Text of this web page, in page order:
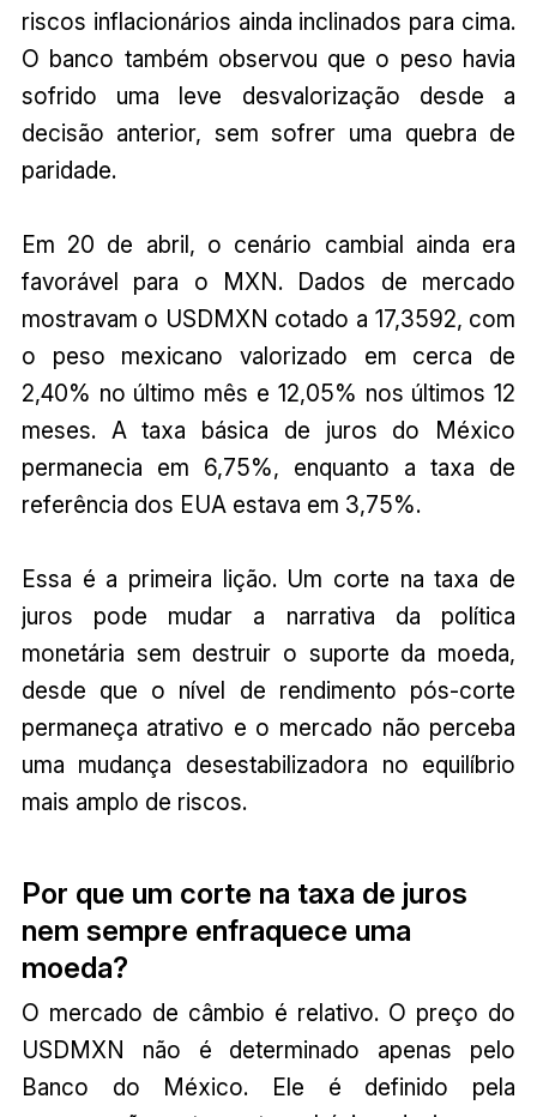
riscos inflacionários ainda inclinados para cima.
O banco também observou que o peso havia
sofrido uma leve desvalorização desde a
decisão anterior, sem sofrer uma quebra de
paridade.
Em 20 de abril, o cenário cambial ainda era
favorável para o MXN. Dados de mercado
mostravam o USDMXN cotado a 17,3592, com
o peso mexicano valorizado em cerca de
2,40% no último mês e 12,05% nos últimos 12
meses. A taxa básica de juros do México
permanecia em 6,75%, enquanto a taxa de
referência dos EUA estava em 3,75%.
Essa é a primeira lição. Um corte na taxa de
juros pode mudar a narrativa da política
monetária sem destruir o suporte da moeda,
desde que o nível de rendimento pós-corte
permaneça atrativo e o mercado não perceba
uma mudança desestabilizadora no equilíbrio
mais amplo de riscos.
Por que um corte na taxa de juros
nem sempre enfraquece uma
moeda?
O mercado de câmbio é relativo. O preço do
USDMXN não é determinado apenas pelo
Banco do México. Ele é definido pela